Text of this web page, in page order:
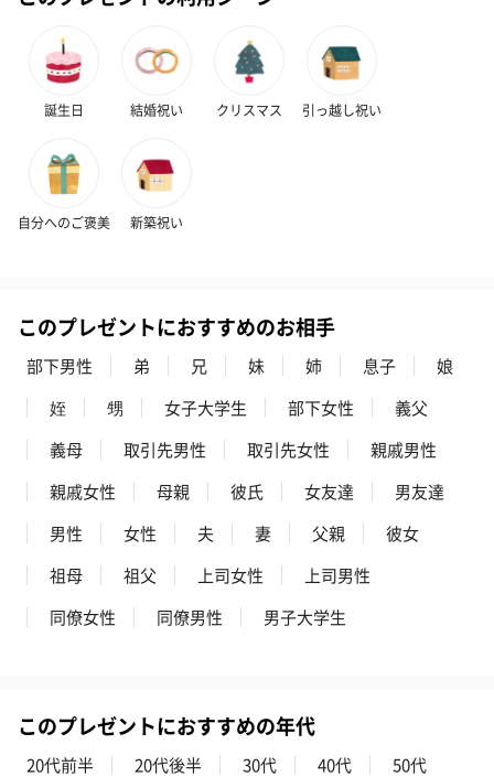
わり）（1,880円）
ーン）（1,650円）
プリザーブドフラワー
ブーケ（ピンク）
（2,580円）
プリザーブドフラワー
ブーケ（ブルー）
（2,580円）
アミュレット
ク）（1,500円
誕生日・記念日・出産祝いなどのシーンにおすすめです。
誕生日 結婚祝い クリスマス 引っ越し祝い
自分へのご褒美 新築祝い
このプレゼントにおすすめのお相手
部下男性 弟 兄 妹 姉 息子
娘
姪
甥 女子大学生 部下女性
義父
義母
取引先男性 取引先女性
親戚男性
親戚女性
母親 彼氏 女友達
男友達
男性
女性 夫 妻 父親
彼女
祖母
祖父 上司女性
上司男性
同僚女性
同僚男性 男子大学生
このプレゼントにおすすめの年代
20代前半 20代後半 30代 40代
50代